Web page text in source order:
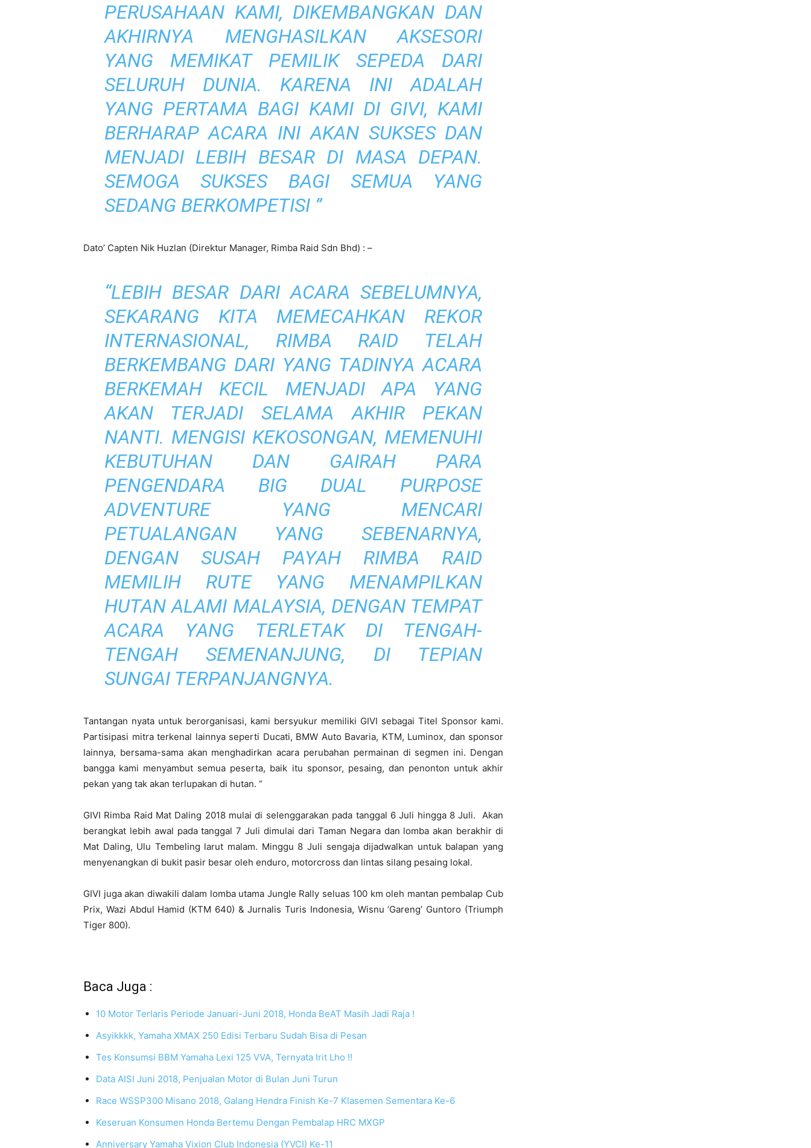
PERUSAHAAN KAMI, DIKEMBANGKAN DAN
AKHIRNYA MENGHASILKAN AKSESORI
YANG MEMIKAT PEMILIK SEPEDA DARI
SELURUH DUNIA. KARENA INI ADALAH
YANG PERTAMA BAGI KAMI DI GIVI, KAMI
BERHARAP ACARA INI AKAN SUKSES DAN
MENJADI LEBIH BESAR DI MASA DEPAN.
SEMOGA SUKSES BAGI SEMUA YANG
SEDANG BERKOMPETISI ”
Dato’ Capten Nik Huzlan (Direktur Manager, Rimba Raid Sdn Bhd) : –
“LEBIH BESAR DARI ACARA SEBELUMNYA,
SEKARANG KITA MEMECAHKAN REKOR
INTERNASIONAL, RIMBA RAID TELAH
BERKEMBANG DARI YANG TADINYA ACARA
BERKEMAH KECIL MENJADI APA YANG
AKAN TERJADI SELAMA AKHIR PEKAN
NANTI. MENGISI KEKOSONGAN, MEMENUHI
KEBUTUHAN DAN GAIRAH PARA
PENGENDARA BIG DUAL PURPOSE
ADVENTURE YANG MENCARI
PETUALANGAN YANG SEBENARNYA,
DENGAN SUSAH PAYAH RIMBA RAID
MEMILIH RUTE YANG MENAMPILKAN
HUTAN ALAMI MALAYSIA, DENGAN TEMPAT
ACARA YANG TERLETAK DI TENGAH-
TENGAH SEMENANJUNG, DI TEPIAN
SUNGAI TERPANJANGNYA.
Tantangan nyata untuk berorganisasi, kami bersyukur memiliki GIVI sebagai Titel Sponsor kami.
Partisipasi mitra terkenal lainnya seperti Ducati, BMW Auto Bavaria, KTM, Luminox, dan sponsor
lainnya, bersama-sama akan menghadirkan acara perubahan permainan di segmen ini. Dengan
bangga kami menyambut semua peserta, baik itu sponsor, pesaing, dan penonton untuk akhir
pekan yang tak akan terlupakan di hutan. “
GIVI Rimba Raid Mat Daling 2018 mulai di selenggarakan pada tanggal 6 Juli hingga 8 Juli. Akan
berangkat lebih awal pada tanggal 7 Juli dimulai dari Taman Negara dan lomba akan berakhir di
Mat Daling, Ulu Tembeling larut malam. Minggu 8 Juli sengaja dijadwalkan untuk balapan yang
menyenangkan di bukit pasir besar oleh enduro, motorcross dan lintas silang pesaing lokal.
GIVI juga akan diwakili dalam lomba utama Jungle Rally seluas 100 km oleh mantan pembalap Cub
Prix, Wazi Abdul Hamid (KTM 640) & Jurnalis Turis Indonesia, Wisnu ‘Gareng’ Guntoro (Triumph
Tiger 800).
Baca Juga :
10 Motor Terlaris Periode Januari-Juni 2018, Honda BeAT Masih Jadi Raja !
Asyikkkk, Yamaha XMAX 250 Edisi Terbaru Sudah Bisa di Pesan
Tes Konsumsi BBM Yamaha Lexi 125 VVA, Ternyata Irit Lho !!
Data AISI Juni 2018, Penjualan Motor di Bulan Juni Turun
Race WSSP300 Misano 2018, Galang Hendra Finish Ke-7 Klasemen Sementara Ke-6
Keseruan Konsumen Honda Bertemu Dengan Pembalap HRC MXGP
Anniversary Yamaha Vixion Club Indonesia (YVCI) Ke-11